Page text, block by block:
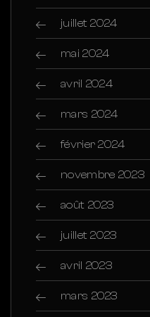
juillet 2024
mai 2024
avril 2024
mars 2024
février 2024
novembre 2023
août 2023
juillet 2023
avril 2023
mars 2023